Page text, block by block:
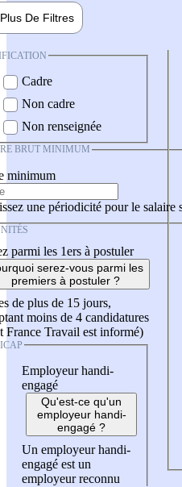
Plus De Filtres
Cadre
Non cadre
Non renseignée
BRUT MINIMUM
minimum
une périodicité pour le salaire
parmi les 1ers à postuler
serez-vous parmi les
premiers à postuler ?
de plus de 15 jours,
moins de 4 candidatures
France Travail est informé)
Employeur handi-
engagé
Qu'est-ce qu'un
employeur handi-
engagé ?
Un employeur handi-
engagé est un
employeur reconnu